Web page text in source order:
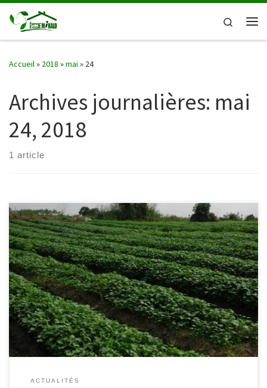
Passer au contenu
Search
Accueil» 2018 »mai » 24
Archives journalières: mai
24, 2018
1 article
La FEM est une entreprise du type familial qui a été créée en 2012
sous le RCCM CD/KIN/RCCM-A-32681et l’Identification nationale 01-
93-N08587Z. Ses bureaux sont situés sur l’avenue OUA numero 35B
dans la commune de Kintambo. Ses activités sont actuellement
dans l’agrobusines et l’agroforesterie. Notre ambition est de nous
étendre partout […]
ACTUALITÉS